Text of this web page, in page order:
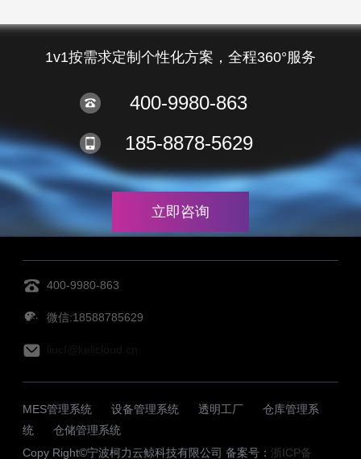
1v1按需求定制个性化方案，全程360°服务
400-9980-863
185-8878-5629
立即咨询
400-9980-863
微信:18588785629
MES管理系统 设备管理系统 透明工厂
仓库管理系
统
仓储管理系统
Copy Right©宁波柯力云鲸科技有限公司 备案号：浙ICP备